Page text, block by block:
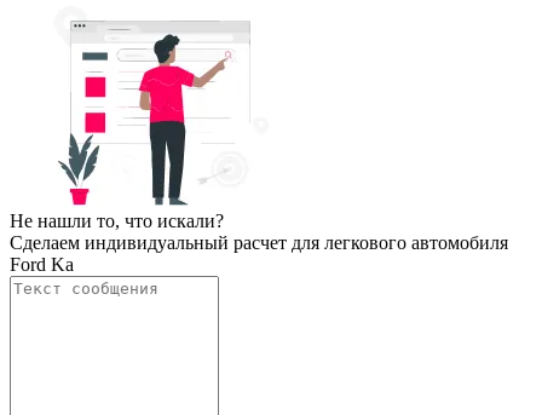
Не нашли то, что искали?
Сделаем индивидуальный расчет для легкового автомобиля
Ford Ka